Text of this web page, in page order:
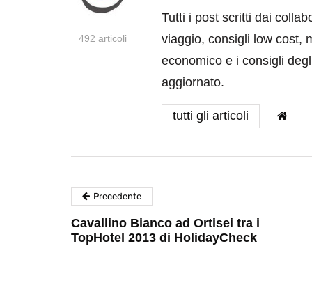
492 articoli
Tutti i post scritti dai
viaggio, consigli low cost,
economico e i consigli
aggiornato.
tutti gli articoli
Precedente
Cavallino Bianco ad Ortisei tra i
TopHotel 2013 di HolidayCheck